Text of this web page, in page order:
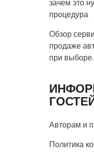
зачем это
процедура
Обзор
продаже
при выборе.
Авторам и
Политика